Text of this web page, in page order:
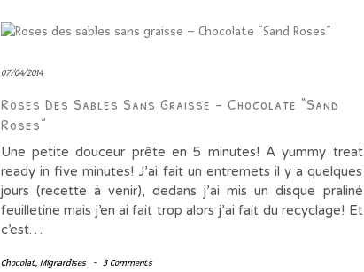
07/04/2014
Roses Des Sables Sans Graisse – Chocolate “Sand
Roses”
Une petite douceur prête en 5 minutes! A yummy treat
ready in five minutes! J’ai fait un entremets il y a quelques
jours (recette à venir), dedans j’ai mis un disque praliné
feuilletine mais j’en ai fait trop alors j’ai fait du recyclage! Et
c’est…
Chocolat, Mignardises - 3 Comments